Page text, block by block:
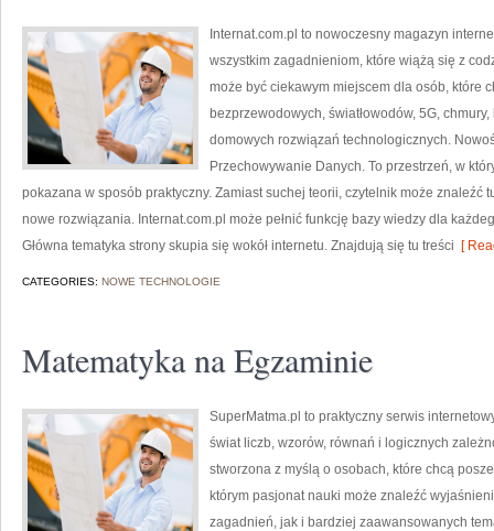
Internat.com.pl to nowoczesny magazyn
wszystkim zagadnieniom, które wiążą się z
może być ciekawym miejscem dla osób, które
bezprzewodowych, światłowodów, 5G,
domowych rozwiązań technologicznych.
Przechowywanie Danych. To przestrzeń, w
pokazana w sposób praktyczny. Zamiast suchej teorii, czytelnik może znaleźć
nowe rozwiązania. Internat.com.pl może pełnić funkcję bazy wiedzy dla
Główna tematyka strony skupia się wokół internetu. Znajdują się tu treści [
CATEGORIES: NOWE TECHNOLOGIE
Matematyka na Egzaminie
SuperMatma.pl to praktyczny serwis
świat liczb, wzorów, równań i logicznych
stworzona z myślą o osobach, które chcą
którym pasjonat nauki może znaleźć
zagadnień, jak i bardziej zaawansowanych